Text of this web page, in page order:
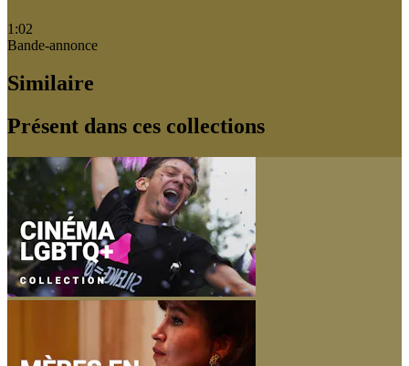
1:02
Bande-annonce
Similaire
Présent dans ces collections